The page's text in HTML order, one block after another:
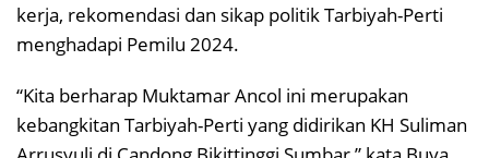
kerja, rekomendasi dan sikap politik Tarbiyah-Perti
menghadapi Pemilu 2024.
“Kita berharap Muktamar Ancol ini merupakan
kebangkitan Tarbiyah-Perti yang didirikan KH Suliman